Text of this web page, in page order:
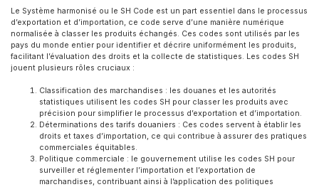
Le Système harmonisé ou le SH Code est un part essentiel dans le processus
d’exportation et d’importation, ce code serve d’une manière numérique
normalisée à classer les produits échangés. Ces codes sont utilisés par les
pays du monde entier pour identifier et décrire uniformément les produits,
facilitant l’évaluation des droits et la collecte de statistiques. Les codes SH
jouent plusieurs rôles cruciaux :
Classification des marchandises : les douanes et les autorités
statistiques utilisent les codes SH pour classer les produits avec
précision pour simplifier le processus d’exportation et d’importation.
Déterminations des tarifs douaniers : Ces codes servent à établir les
droits et taxes d’importation, ce qui contribue à assurer des pratiques
commerciales équitables.
Politique commerciale : le gouvernement utilise les codes SH pour
surveiller et réglementer l’importation et l’exportation de
marchandises, contribuant ainsi à l’application des politiques